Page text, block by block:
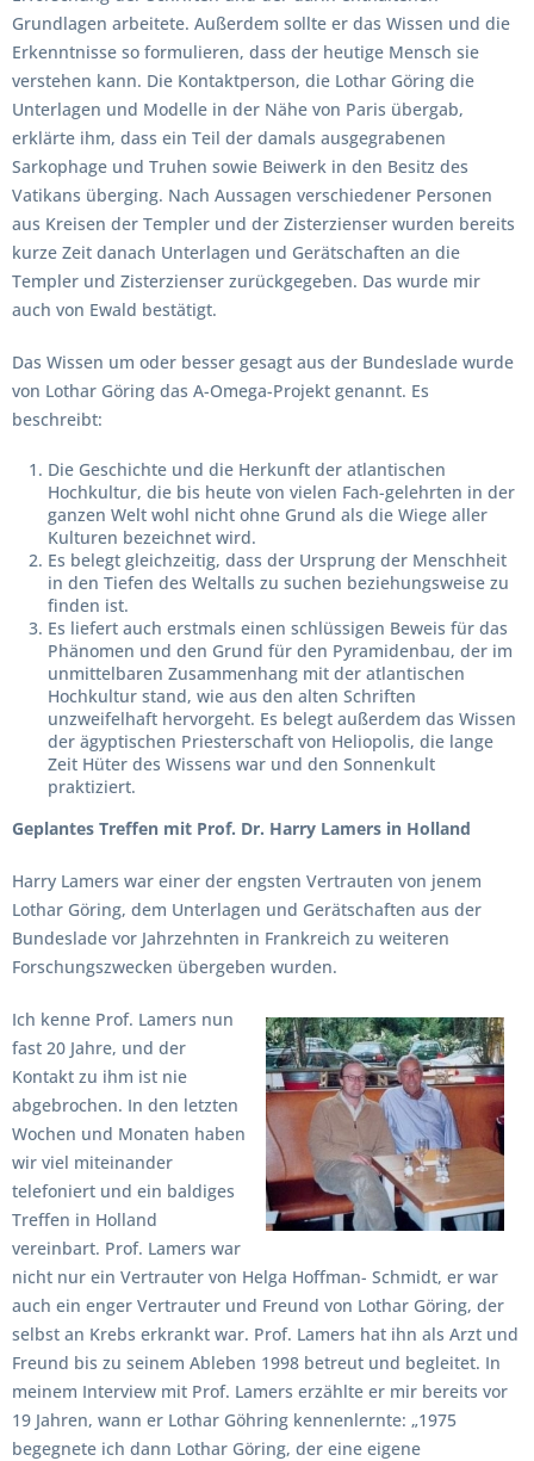
Grundlagen arbeitete. Außerdem sollte er das Wissen und die
Erkenntnisse so formulieren, dass der heutige Mensch sie
verstehen kann. Die Kontaktperson, die Lothar Göring die
Unterlagen und Modelle in der Nähe von Paris übergab,
erklärte ihm, dass ein Teil der damals ausgegrabenen
Sarkophage und Truhen sowie Beiwerk in den Besitz des
Vatikans überging. Nach Aussagen verschiedener Personen
aus Kreisen der Templer und der Zisterzienser wurden bereits
kurze Zeit danach Unterlagen und Gerätschaften an die
Templer und Zisterzienser zurückgegeben. Das wurde mir
auch von Ewald bestätigt.
Das Wissen um oder besser gesagt aus der Bundeslade wurde
von Lothar Göring das A-Omega-Projekt genannt. Es
beschreibt:
Die Geschichte und die Herkunft der atlantischen
Hochkultur, die bis heute von vielen Fach-gelehrten in der
ganzen Welt wohl nicht ohne Grund als die Wiege aller
Kulturen bezeichnet wird.
Es belegt gleichzeitig, dass der Ursprung der Menschheit
in den Tiefen des Weltalls zu suchen beziehungsweise zu
finden ist.
Es liefert auch erstmals einen schlüssigen Beweis für das
Phänomen und den Grund für den Pyramidenbau, der im
unmittelbaren Zusammenhang mit der atlantischen
Hochkultur stand, wie aus den alten Schriften
unzweifelhaft hervorgeht. Es belegt außerdem das Wissen
der ägyptischen Priesterschaft von Heliopolis, die lange
Zeit Hüter des Wissens war und den Sonnenkult
praktiziert.
Geplantes Treffen mit Prof. Dr. Harry Lamers in Holland
Harry Lamers war einer der engsten Vertrauten von jenem
Lothar Göring, dem Unterlagen und Gerätschaften aus der
Bundeslade vor Jahrzehnten in Frankreich zu weiteren
Forschungszwecken übergeben wurden.
Ich kenne Prof. Lamers nun
fast 20 Jahre, und der
Kontakt zu ihm ist nie
abgebrochen. In den letzten
Wochen und Monaten haben
wir viel miteinander
telefoniert und ein baldiges
Treffen in Holland
vereinbart. Prof. Lamers war
nicht nur ein Vertrauter von Helga Hoffman- Schmidt, er war
auch ein enger Vertrauter und Freund von Lothar Göring, der
selbst an Krebs erkrankt war. Prof. Lamers hat ihn als Arzt und
Freund bis zu seinem Ableben 1998 betreut und begleitet. In
meinem Interview mit Prof. Lamers erzählte er mir bereits vor
19 Jahren, wann er Lothar Göhring kennenlernte: „1975
begegnete ich dann Lothar Göring, der eine eigene